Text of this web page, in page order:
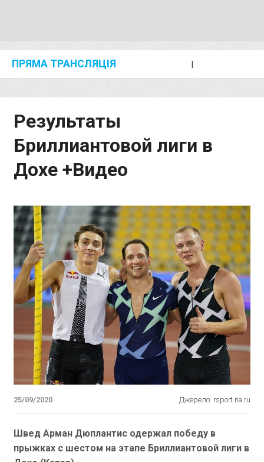
ПРЯМА ТРАНСЛЯЦІЯ I
Результаты
Бриллиантовой лиги в
Дохе +Видео
25/09/2020 Джерело: rsport.ria.ru
Швед Арман Дюплантис одержал победу в
прыжках с шестом на этапе Бриллиантовой лиги в